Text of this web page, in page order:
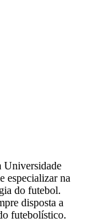
Universidade
especializar na
do futebol.
disposta a
futebolístico.